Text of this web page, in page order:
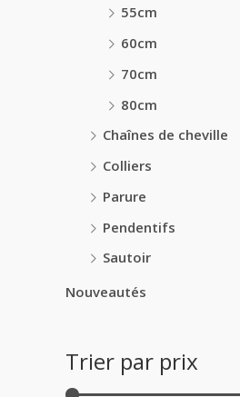
55cm
60cm
70cm
80cm
Chaînes de cheville
Colliers
Parure
Pendentifs
Sautoir
Nouveautés
Trier par prix